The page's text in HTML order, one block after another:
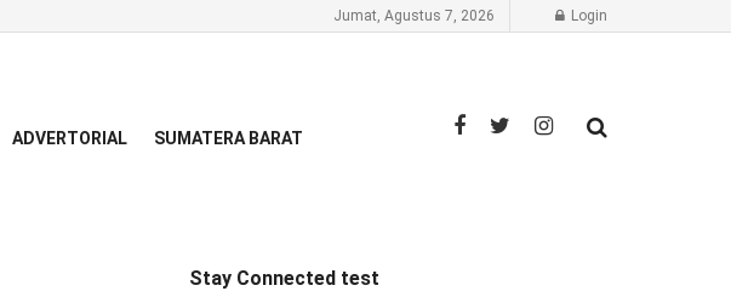
Jumat, Agustus 7, 2026 Login
ADVERTORIAL SUMATERA BARAT
Stay Connected test